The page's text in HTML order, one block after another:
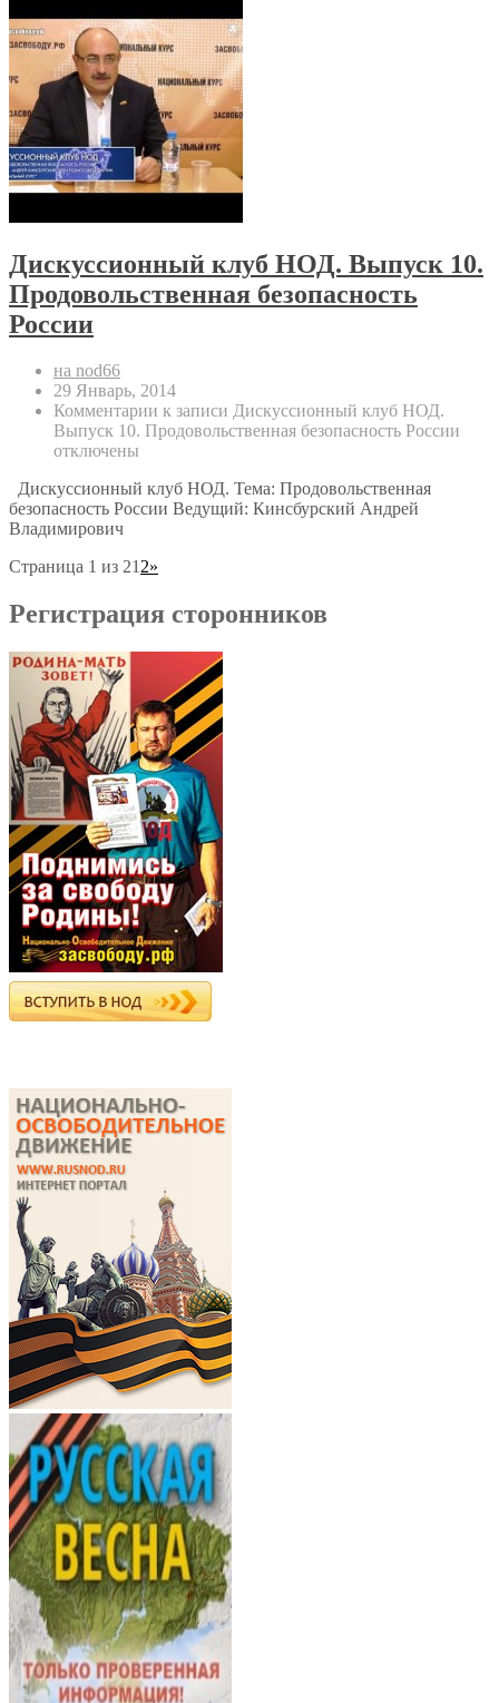
Дискуссионный клуб НОД. Выпуск 10.
Продовольственная безопасность
России
на nod66
29 Январь, 2014
Комментарии к записи Дискуссионный клуб НОД.
Выпуск 10. Продовольственная безопасность России
отключены
Дискуссионный клуб НОД. Тема: Продовольственная
безопасность России Ведущий: Кинсбурский Андрей
Владимирович
Страница 1 из 212»
Регистрация сторонников